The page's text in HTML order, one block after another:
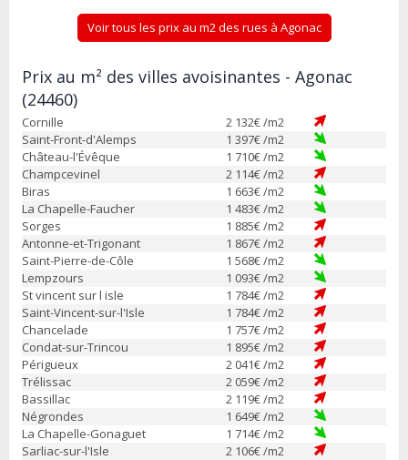
Voir tous les prix au m2 des rues à Agonac
Prix au m² des villes avoisinantes - Agonac
(24460)
Cornille 2 132€ /m2
Saint-Front-d'Alemps
1 397€ /m2
Château-l'Évêque
1 710€ /m2
Champcevinel
2 114€ /m2
Biras
1 663€ /m2
La Chapelle-Faucher
1 483€ /m2
Sorges
1 885€ /m2
Antonne-et-Trigonant
1 867€ /m2
Saint-Pierre-de-Côle
1 568€ /m2
Lempzours
1 093€ /m2
St vincent sur l isle
1 784€ /m2
Saint-Vincent-sur-l'Isle
1 784€ /m2
Chancelade
1 757€ /m2
Condat-sur-Trincou
1 895€ /m2
Périgueux
2 041€ /m2
Trélissac
2 059€ /m2
Bassillac
2 119€ /m2
Négrondes
1 649€ /m2
La Chapelle-Gonaguet
1 714€ /m2
Sarliac-sur-l'Isle
2 106€ /m2